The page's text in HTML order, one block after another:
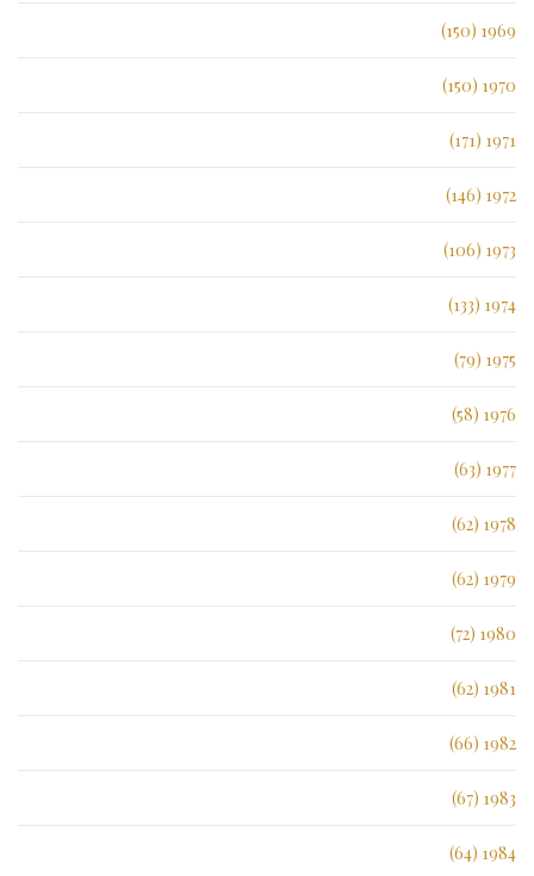
1969 (150)
1970 (150)
1971 (171)
1972 (146)
1973 (106)
1974 (133)
1975 (79)
1976 (58)
1977 (63)
1978 (62)
1979 (62)
1980 (72)
1981 (62)
1982 (66)
1983 (67)
1984 (64)